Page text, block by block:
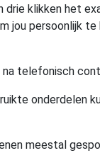
drie klikken het
jou persoonlijk te
na telefonisch
onderdelen
meestal